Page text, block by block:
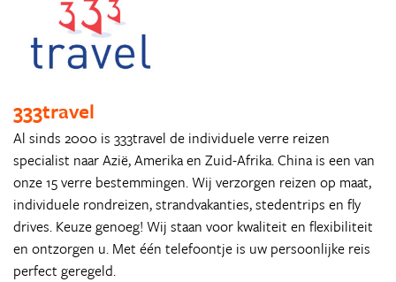
333travel
Al sinds 2000 is 333travel de individuele verre reizen
specialist naar Azië, Amerika en Zuid-Afrika. China is een van
onze 15 verre bestemmingen. Wij verzorgen reizen op maat,
individuele rondreizen, strandvakanties, stedentrips en fly
drives. Keuze genoeg! Wij staan voor kwaliteit en flexibiliteit
en ontzorgen u. Met één telefoontje is uw persoonlijke reis
perfect geregeld.